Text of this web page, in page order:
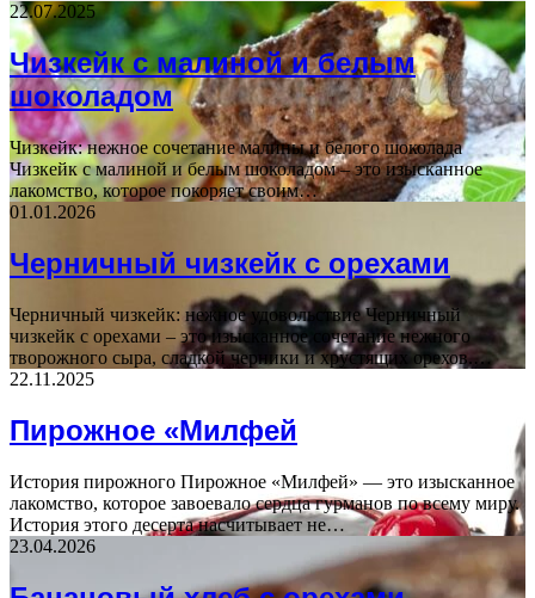
22.07.2025
Чизкейк с малиной и белым
шоколадом
Чизкейк: нежное сочетание малины и белого шоколада
Чизкейк с малиной и белым шоколадом – это изысканное
лакомство, которое покоряет своим…
01.01.2026
Черничный чизкейк с орехами
Черничный чизкейк: нежное удовольствие Черничный
чизкейк с орехами – это изысканное сочетание нежного
творожного сыра, сладкой черники и хрустящих орехов.…
22.11.2025
Пирожное «Милфей
История пирожного Пирожное «Милфей» — это изысканное
лакомство, которое завоевало сердца гурманов по всему миру.
История этого десерта насчитывает не…
23.04.2026